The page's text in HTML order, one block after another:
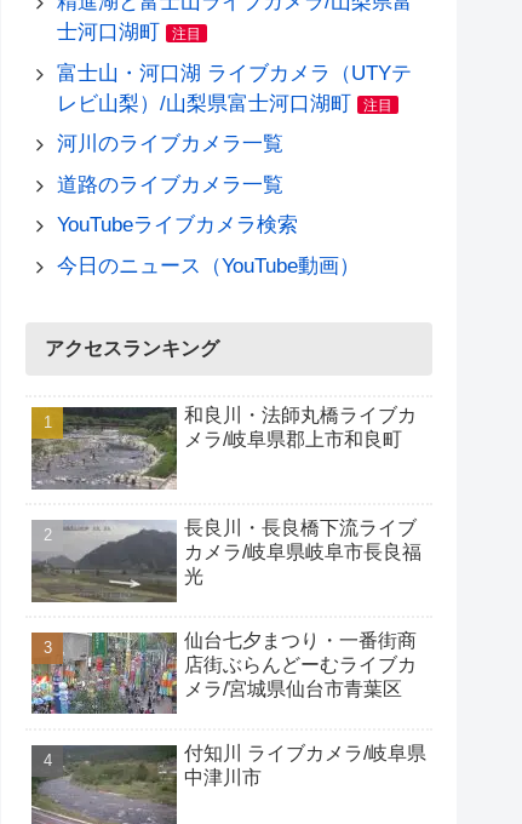
士河口湖町
注目
富士山・河口湖 ライブカメラ（UTYテ
レビ山梨）/山梨県富士河口湖町
注目
河川のライブカメラ一覧
道路のライブカメラ一覧
YouTubeライブカメラ検索
今日のニュース（YouTube動画）
アクセスランキング
和良川・法師丸橋ライブカ
メラ/岐阜県郡上市和良町
長良川・長良橋下流ライブ
カメラ/岐阜県岐阜市長良福
光
仙台七夕まつり・一番街商
店街ぶらんどーむライブカ
メラ/宮城県仙台市青葉区
付知川 ライブカメラ/岐阜県
中津川市